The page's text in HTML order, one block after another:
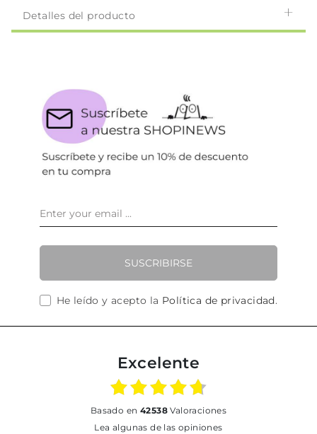
Detalles del producto
SUSCRIBIRSE
He leído y acepto la Política de privacidad.
Excelente
basado en 42538Valoraciones
Lea algunas de las opiniones